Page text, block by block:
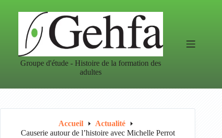
Groupe d'étude - Histoire de la formation des
adultes
Accueil
Actualité
Causerie autour de l’histoire avec Michelle Perrot